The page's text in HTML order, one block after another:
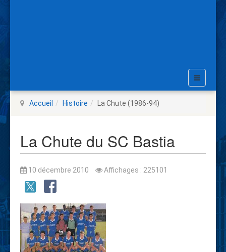
Accueil Histoire La Chute (1986-94)
La Chute du SC Bastia
10 décembre 2010 Affichages : 225101